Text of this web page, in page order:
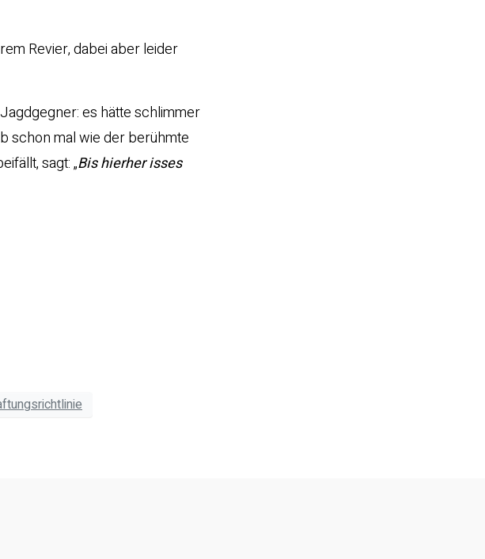
Revier, dabei aber leider
es hätte schlimmer
schon mal wie der berühmte
sagt: „Bis hierher isses